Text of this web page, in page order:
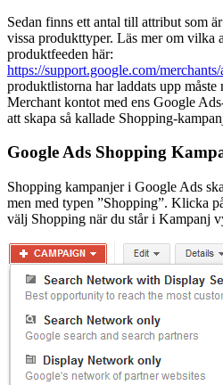
Sedan finns ett antal till attribut som
vissa produkttyper. Läs mer om vilka
produktfeeden här:
https://support.google.com/
produktlistorna har laddats upp
Merchant kontot med ens Google
att skapa så kallade Shopping-
Google Ads Shopping
Shopping kampanjer i Google Ads
men med typen ”Shopping”. Klicka
välj Shopping när du står i Kampanj